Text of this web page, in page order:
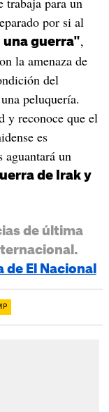
por si al
una guerra",
la amenaza de
del
peluquería.
y reconoce que el
es
aguantará un
de Irak y
de última
El Nacional